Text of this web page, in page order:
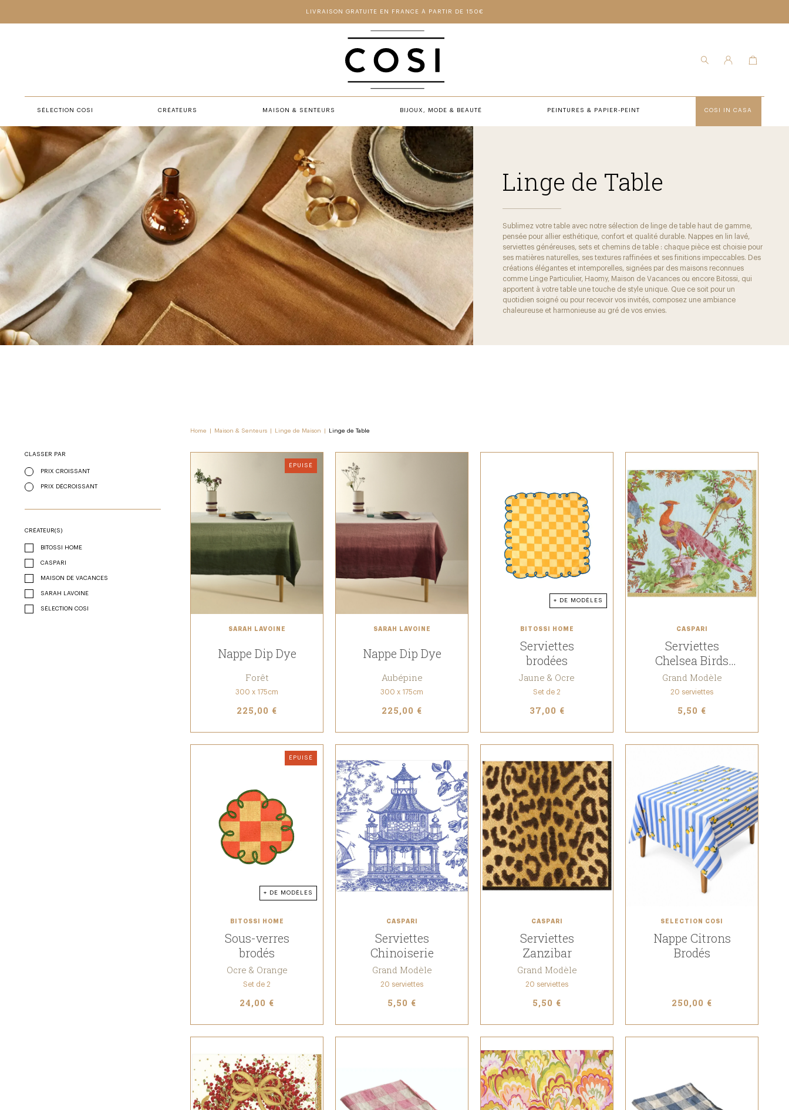
LIVRAISON GRATUITE EN FRANCE À PARTIR DE 150€
SÉLECTION COSI CRÉATEURS MAISON & SENTEURS BIJOUX, MODE & BEAUTÉ PEINTURES & PAPIER-PEINT COSI IN CASA
Linge de Table
Sublimez votre table avec notre sélection de linge de table haut de gamme,
pensée pour allier esthétique, confort et qualité durable. Nappes en lin lavé,
serviettes généreuses, sets et chemins de table : chaque pièce est choisie pour
ses matières naturelles, ses textures raffinées et ses finitions impeccables. Des
créations élégantes et intemporelles, signées par des maisons reconnues
comme Linge Particulier, Haomy, Maison de Vacances ou encore Bitossi, qui
apportent à votre table une touche de style unique. Que ce soit pour un
quotidien soigné ou pour recevoir vos invités, composez une ambiance
chaleureuse et harmonieuse au gré de vos envies.
CLASSER PAR
PRIX CROISSANT
PRIX DÉCROISSANT
CRÉATEUR(S)
BITOSSI HOME
CASPARI
MAISON DE VACANCES
SARAH LAVOINE
SÉLECTION COSI
Home Maison & Senteurs Linge de Maison Linge de Table
ÉPUISÉ
SARAH LAVOINE
Nappe Dip Dye
Forêt
300 x 175cm
225,00 €
SARAH LAVOINE
Nappe Dip Dye
Aubépine
300 x 175cm
225,00 €
+ DE MODÈLES
BITOSSI HOME
Serviettes
brodées
Jaune & Ocre
Set de 2
37,00 €
CASPARI
Serviettes
Chelsea Birds
Celadon
Grand Modèle
20 serviettes
5,50 €
+ DE MODÈLES
ÉPUISÉ
BITOSSI HOME
Sous-verres
brodés
Ocre & Orange
Set de 2
24,00 €
CASPARI
Serviettes
Chinoiserie
Grand Modèle
20 serviettes
5,50 €
CASPARI
Serviettes
Zanzibar
Grand Modèle
20 serviettes
5,50 €
SÉLECTION COSI
Nappe Citrons
Brodés
250,00 €